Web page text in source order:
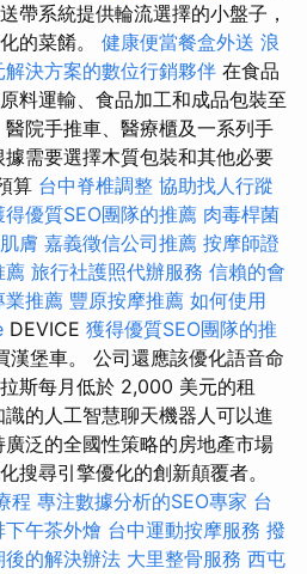
帶系統提供輪流選擇的小盤子，
的菜餚。 健康便當餐盒外送 浪
解決方案的數位行銷夥伴 在食品
料運輸、食品加工和成品包裝至
院手推車、醫療櫃及一系列手
需要選擇木質包裝和其他必要
算 台中脊椎調整 協助找人行蹤
得優質SEO團隊的推薦 肉毒桿菌
膚 嘉義徵信公司推薦 按摩師證
薦 旅行社護照代辦服務 信賴的會
業推薦 豐原按摩推薦 如何使用
DEVICE 獲得優質SEO團隊的推
漢堡車。 公司還應該優化語音命
斯每月低於 2,000 美元的租
的人工智慧聊天機器人可以進
泛的全國性策略的房地產市場
搜尋引擎優化的創新顛覆者。
程 專注數據分析的SEO專家 台
午茶外燴 台中運動按摩服務 撥
後的解決辦法 大里整骨服務 西屯